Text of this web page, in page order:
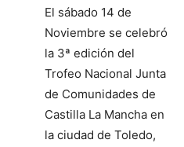
El sábado 14 de
Noviembre se celebró
la 3ª edición del
Trofeo Nacional Junta
de Comunidades de
Castilla La Mancha en
la ciudad de Toledo,